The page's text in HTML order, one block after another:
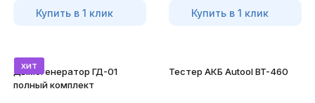
Купить в 1 клик Купить в 1 клик
хит
Дымогенератор ГД-01
полный комплект
Тестер АКБ Autool BT-460